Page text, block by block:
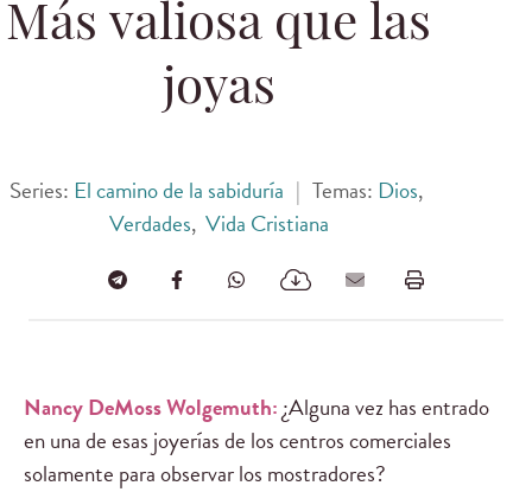
Más valiosa que las
joyas
Series: El camino de la sabiduría | Temas: Dios,
Verdades, Vida Cristiana
Nancy DeMoss Wolgemuth:¿Alguna vez has entrado
en una de esas joyerías de los centros comerciales
solamente para observar los mostradores?